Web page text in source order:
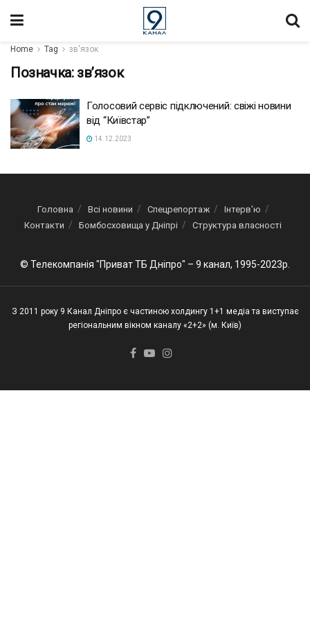
Home Tag зв'язок
Позначка: зв’язок
Голосовий сервіс підключений: свіжі новини
від “Київстар”
14.12.2023
Головна Всі новини Спецрепортаж
Інтерв’ю
Контакти
Бомбосховища у Дніпрі Структура власності
© Телекомпанія "Приват ТБ Дніпро" – 9 канал, 1995-2023р.
З 2011 року 9 Канал Дніпро є частиною холдингу 1+1 медіа та виступає
регіональним вікном каналу «2+2» (м. Київ)